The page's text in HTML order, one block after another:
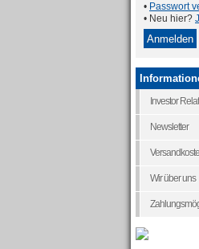
• Passwort
• Neu hier?
Investor
Newsletter
Wir über uns